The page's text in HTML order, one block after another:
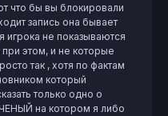
что бы вы блокировали
запись она бывает
игрока не показываются
этом, и не которые
так , хотя по фактам
который
только одно о
на котором я либо